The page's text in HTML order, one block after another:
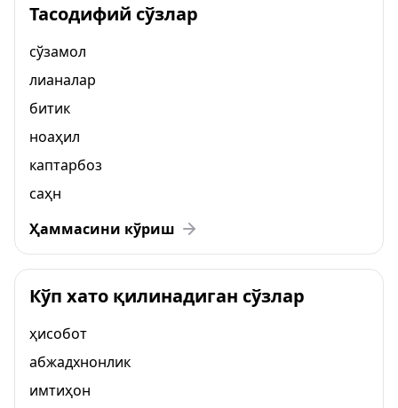
Тасодифий сўзлар
сўзамол
лианалар
битик
ноаҳил
каптарбоз
саҳн
Ҳаммасини кўриш
Кўп хато қилинадиган сўзлар
ҳисобот
абжадхнонлик
имтиҳон